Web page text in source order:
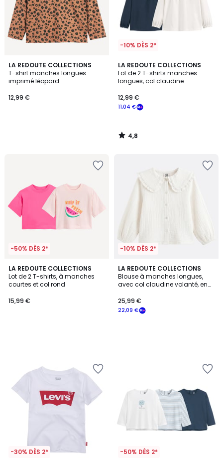
LA REDOUTE COLLECTIONS
T-shirt manches longues
imprimé léopard
12,99 €
-10% DÈS 2*
LA REDOUTE COLLECTIONS
Lot de 2 T-shirts manches
longues, col claudine
11,04 €
12,99 €
4,8
/ 5
4,8
/
-50% DÈS 2*
LA REDOUTE COLLECTIONS
Lot de 2 T-shirts, à manches
courtes et col rond
15,99 €
-10% DÈS 2*
LA REDOUTE COLLECTIONS
Blouse à manches longues,
avec col claudine volanté, en
22,09 €
25,99 €
-30% DÈS 2* -50% DÈS 2*